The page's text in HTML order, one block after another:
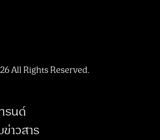
All Rights Reserved.
รนด์
าวสาร